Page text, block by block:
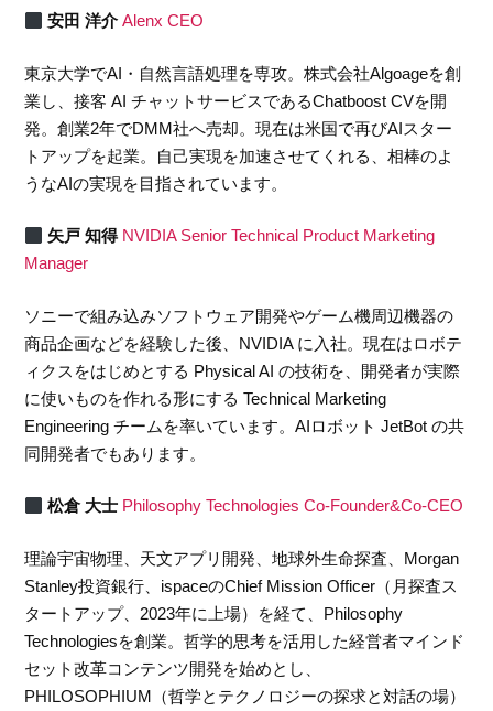
安田 洋介 Alenx CEO
東京大学でAI・自然言語処理を専攻。株式会社Algoageを創
業し、接客 AI チャットサービスであるChatboost CVを開
発。創業2年でDMM社へ売却。現在は米国で再びAIスター
トアップを起業。自己実現を加速させてくれる、相棒のよ
うなAIの実現を目指されています。
矢戸 知得 NVIDIA Senior Technical Product Marketing
Manager
ソニーで組み込みソフトウェア開発やゲーム機周辺機器の
商品企画などを経験した後、NVIDIA に入社。現在はロボテ
ィクスをはじめとする Physical AI の技術を、開発者が実際
に使いものを作れる形にする Technical Marketing
Engineering チームを率いています。AIロボット JetBot の共
同開発者でもあります。
松倉 大士 Philosophy Technologies Co-Founder&Co-CEO
理論宇宙物理、天文アプリ開発、地球外生命探査、Morgan
Stanley投資銀行、ispaceのChief Mission Officer（月探査ス
タートアップ、2023年に上場）を経て、Philosophy
Technologiesを創業。哲学的思考を活用した経営者マインド
セット改革コンテンツ開発を始めとし、
PHILOSOPHIUM（哲学とテクノロジーの探求と対話の場）